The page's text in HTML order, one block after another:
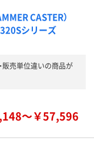
CASTER）
シリーズ
販売単位違いの商品が
～￥57,596